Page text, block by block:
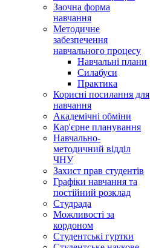
Заочна форма
навчання
Методичне
забезпечення
навчального процесу
Навчальні плани
Силабуси
Практика
Корисні посилання для
навчання
Академічні обміни
Кар'єрне планування
Навчально-
методичний відділ
ЧНУ
Захист прав студентів
Графіки навчання та
постійний розклад
Студрада
Можливості за
кордоном
Студентські гуртки